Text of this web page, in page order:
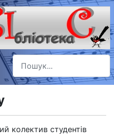
Пошук
Type 2 or more characters
колектив студентів